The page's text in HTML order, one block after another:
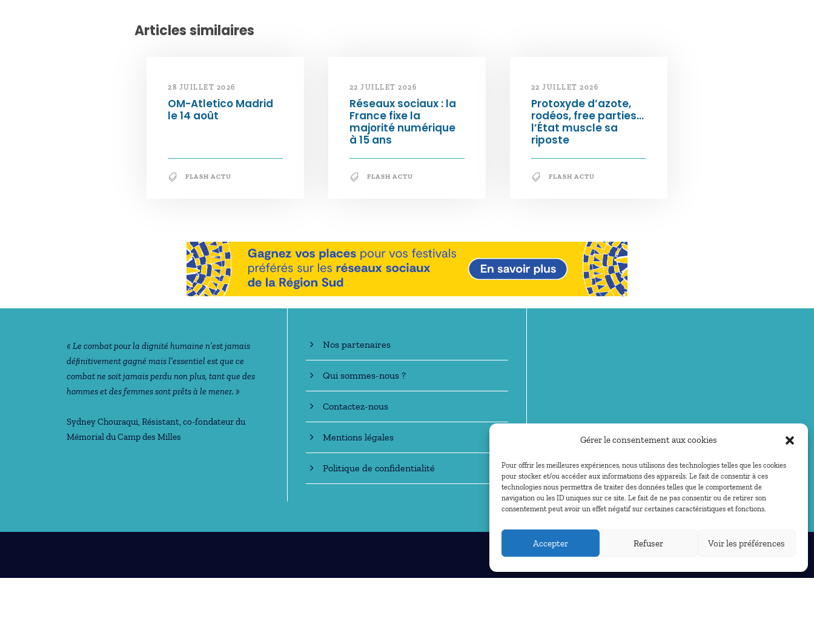
Gérer le consentement aux cookies
Pour offrir les meilleures expériences, nous utilisons des technologies telles que les cookies
pour stocker et/ou accéder aux informations des appareils. Le fait de consentir à ces
technologies nous permettra de traiter des données telles que le comportement de
navigation ou les ID uniques sur ce site. Le fait de ne pas consentir ou de retirer son
consentement peut avoir un effet négatif sur certaines caractéristiques et fonctions.
Accepter Refuser Voir les préférences
Articles similaires
28 JUILLET 2026
OM-Atletico Madrid
le 14 août
FLASH ACTU
22 JUILLET 2026
Réseaux sociaux : la
France fixe la
majorité numérique
à 15 ans
FLASH ACTU
22 JUILLET 2026
Protoxyde d’azote,
rodéos, free parties…
l’État muscle sa
riposte
FLASH ACTU
Notre philosophie
« Le combat pour la dignité humaine n’est jamais
déﬁnitivement gagné mais l’essentiel est que ce
combat ne soit jamais perdu non plus, tant que des
hommes et des femmes sont prêts à le mener. »
Sydney Chouraqui, Résistant, co-fondateur du
Mémorial du Camp des Milles
En savoir +
Nos partenaires
Qui sommes-nous ?
Contactez-nous
Mentions légales
Politique de confidentialité